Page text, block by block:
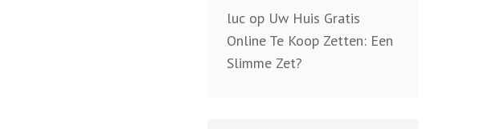
lucop Uw Huis Gratis
Online Te Koop Zetten: Een
Slimme Zet?